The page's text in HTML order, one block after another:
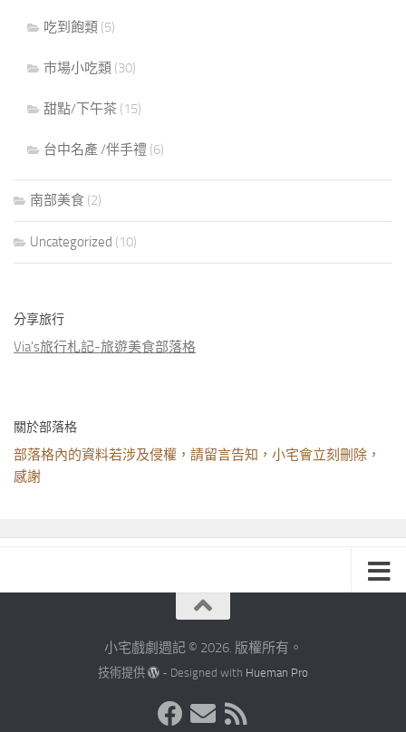
吃到飽類 (5)
市場小吃類 (30)
甜點/下午茶 (15)
台中名產 /伴手禮 (6)
南部美食 (2)
Uncategorized (10)
分享旅行
Via's旅行札記-旅遊美食部落格
關於部落格
部落格內的資料若涉及侵權，請留言告知，小宅會立刻刪除，
感謝
小宅戲劇週記 © 2026. 版權所有。
技術提供 - Designed with Hueman Pro